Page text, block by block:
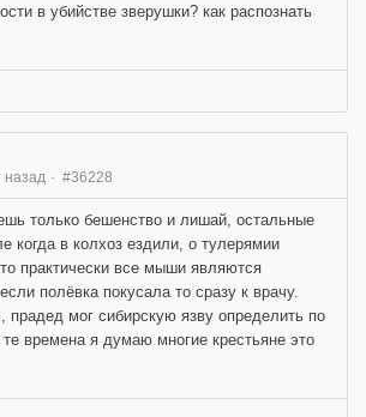
в убийстве зверушки? как распознать
назад #36228
только бешенство и лишай, остальные
когда в колхоз ездили, о тулерямии
практически все мыши являются
полёвка покусала то сразу к врачу.
прадед мог сибирскую язву определить по
времена я думаю многие крестьяне это